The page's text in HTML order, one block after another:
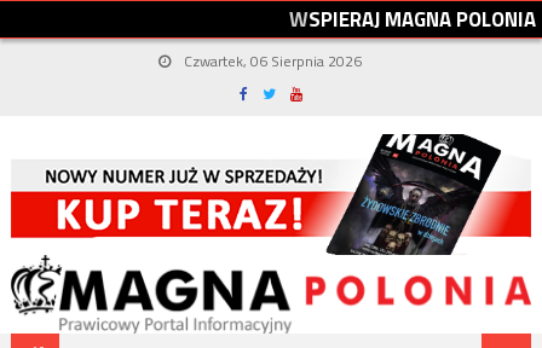
WSPIERAJMAGNAPOLONIA
Czwartek, 06 Sierpnia 2026